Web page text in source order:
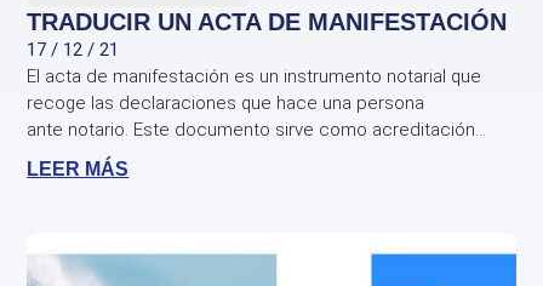
TRADUCIR UN ACTA DE MANIFESTACIÓN
17 / 12 / 21
El acta de manifestación es un instrumento notarial que
recoge las declaraciones que hace una persona
ante notario. Este documento sirve como acreditación...
LEER MÁS